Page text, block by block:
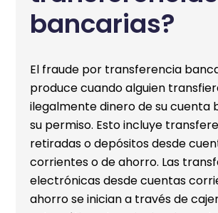
bancarias?
El fraude por transferencia
produce cuando alguien
ilegalmente dinero de su cuenta
su permiso. Esto incluye
retiradas o depósitos desde
corrientes o de ahorro. Las
electrónicas desde cuentas
ahorro se inician a través de